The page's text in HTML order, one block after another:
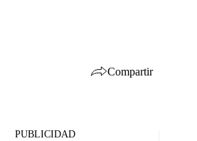
Compartir
PUBLICIDAD